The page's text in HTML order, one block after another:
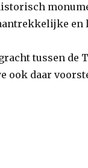
en
tussen de
ook daar